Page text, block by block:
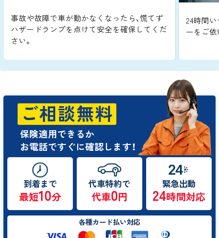
事故や故障で車が動かなくなったら、慌てず
ハザードランプを点けて安全を確保してくだ
さい。
24時間い
ーをご依
ご相談無料
保険適用できるか
お電話ですぐに確認します！
到着まで
最短10分
代車特約で
代車0円
緊急出動
24時間対応
各種カード払い対応